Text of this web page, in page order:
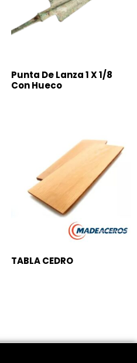
Punta De Lanza 1 X 1/8
Con Hueco
TABLA CEDRO